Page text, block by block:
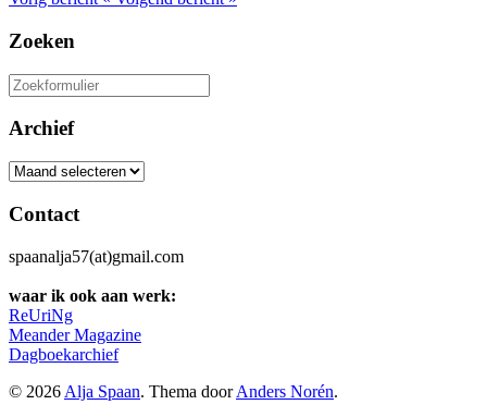
Zoeken
Zoeken
naar:
Archief
Archief
Contact
spaanalja57(at)gmail.com
waar ik ook aan werk:
ReUriNg
Meander Magazine
Dagboekarchief
© 2026 Alja Spaan. Thema doorAnders Norén.